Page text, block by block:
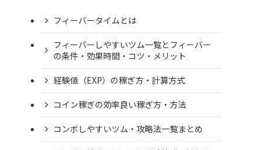
フィーバータイムとは
フィーバーしやすいツム一覧とフィーバー
の条件・効果時間・コツ・メリット
経験値（EXP）の稼ぎ方・計算方式
コイン稼ぎの効率良い稼ぎ方・方法
コンボしやすいツム・攻略法一覧まとめ